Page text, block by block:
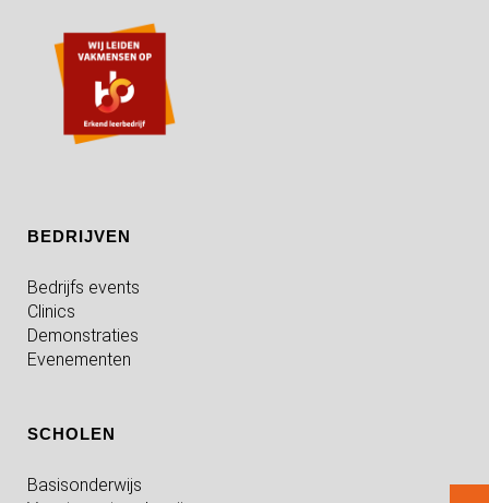
BEDRIJVEN
Bedrijfs events
Clinics
Demonstraties
Evenementen
SCHOLEN
Basisonderwijs